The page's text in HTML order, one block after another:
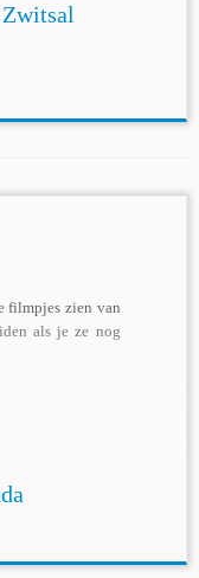
Zwitsal
filmpjes zien van
als je ze nog